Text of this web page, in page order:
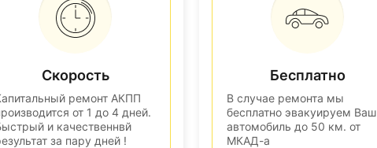
Скорость
ремонт АКПП
от 1 до 4 дней.
и качественнвй
за пару дней !
Бесплатно
В случае ремонта мы
бесплатно эвакуируем Ваш
автомобиль до 50 км. от
МКАД-а